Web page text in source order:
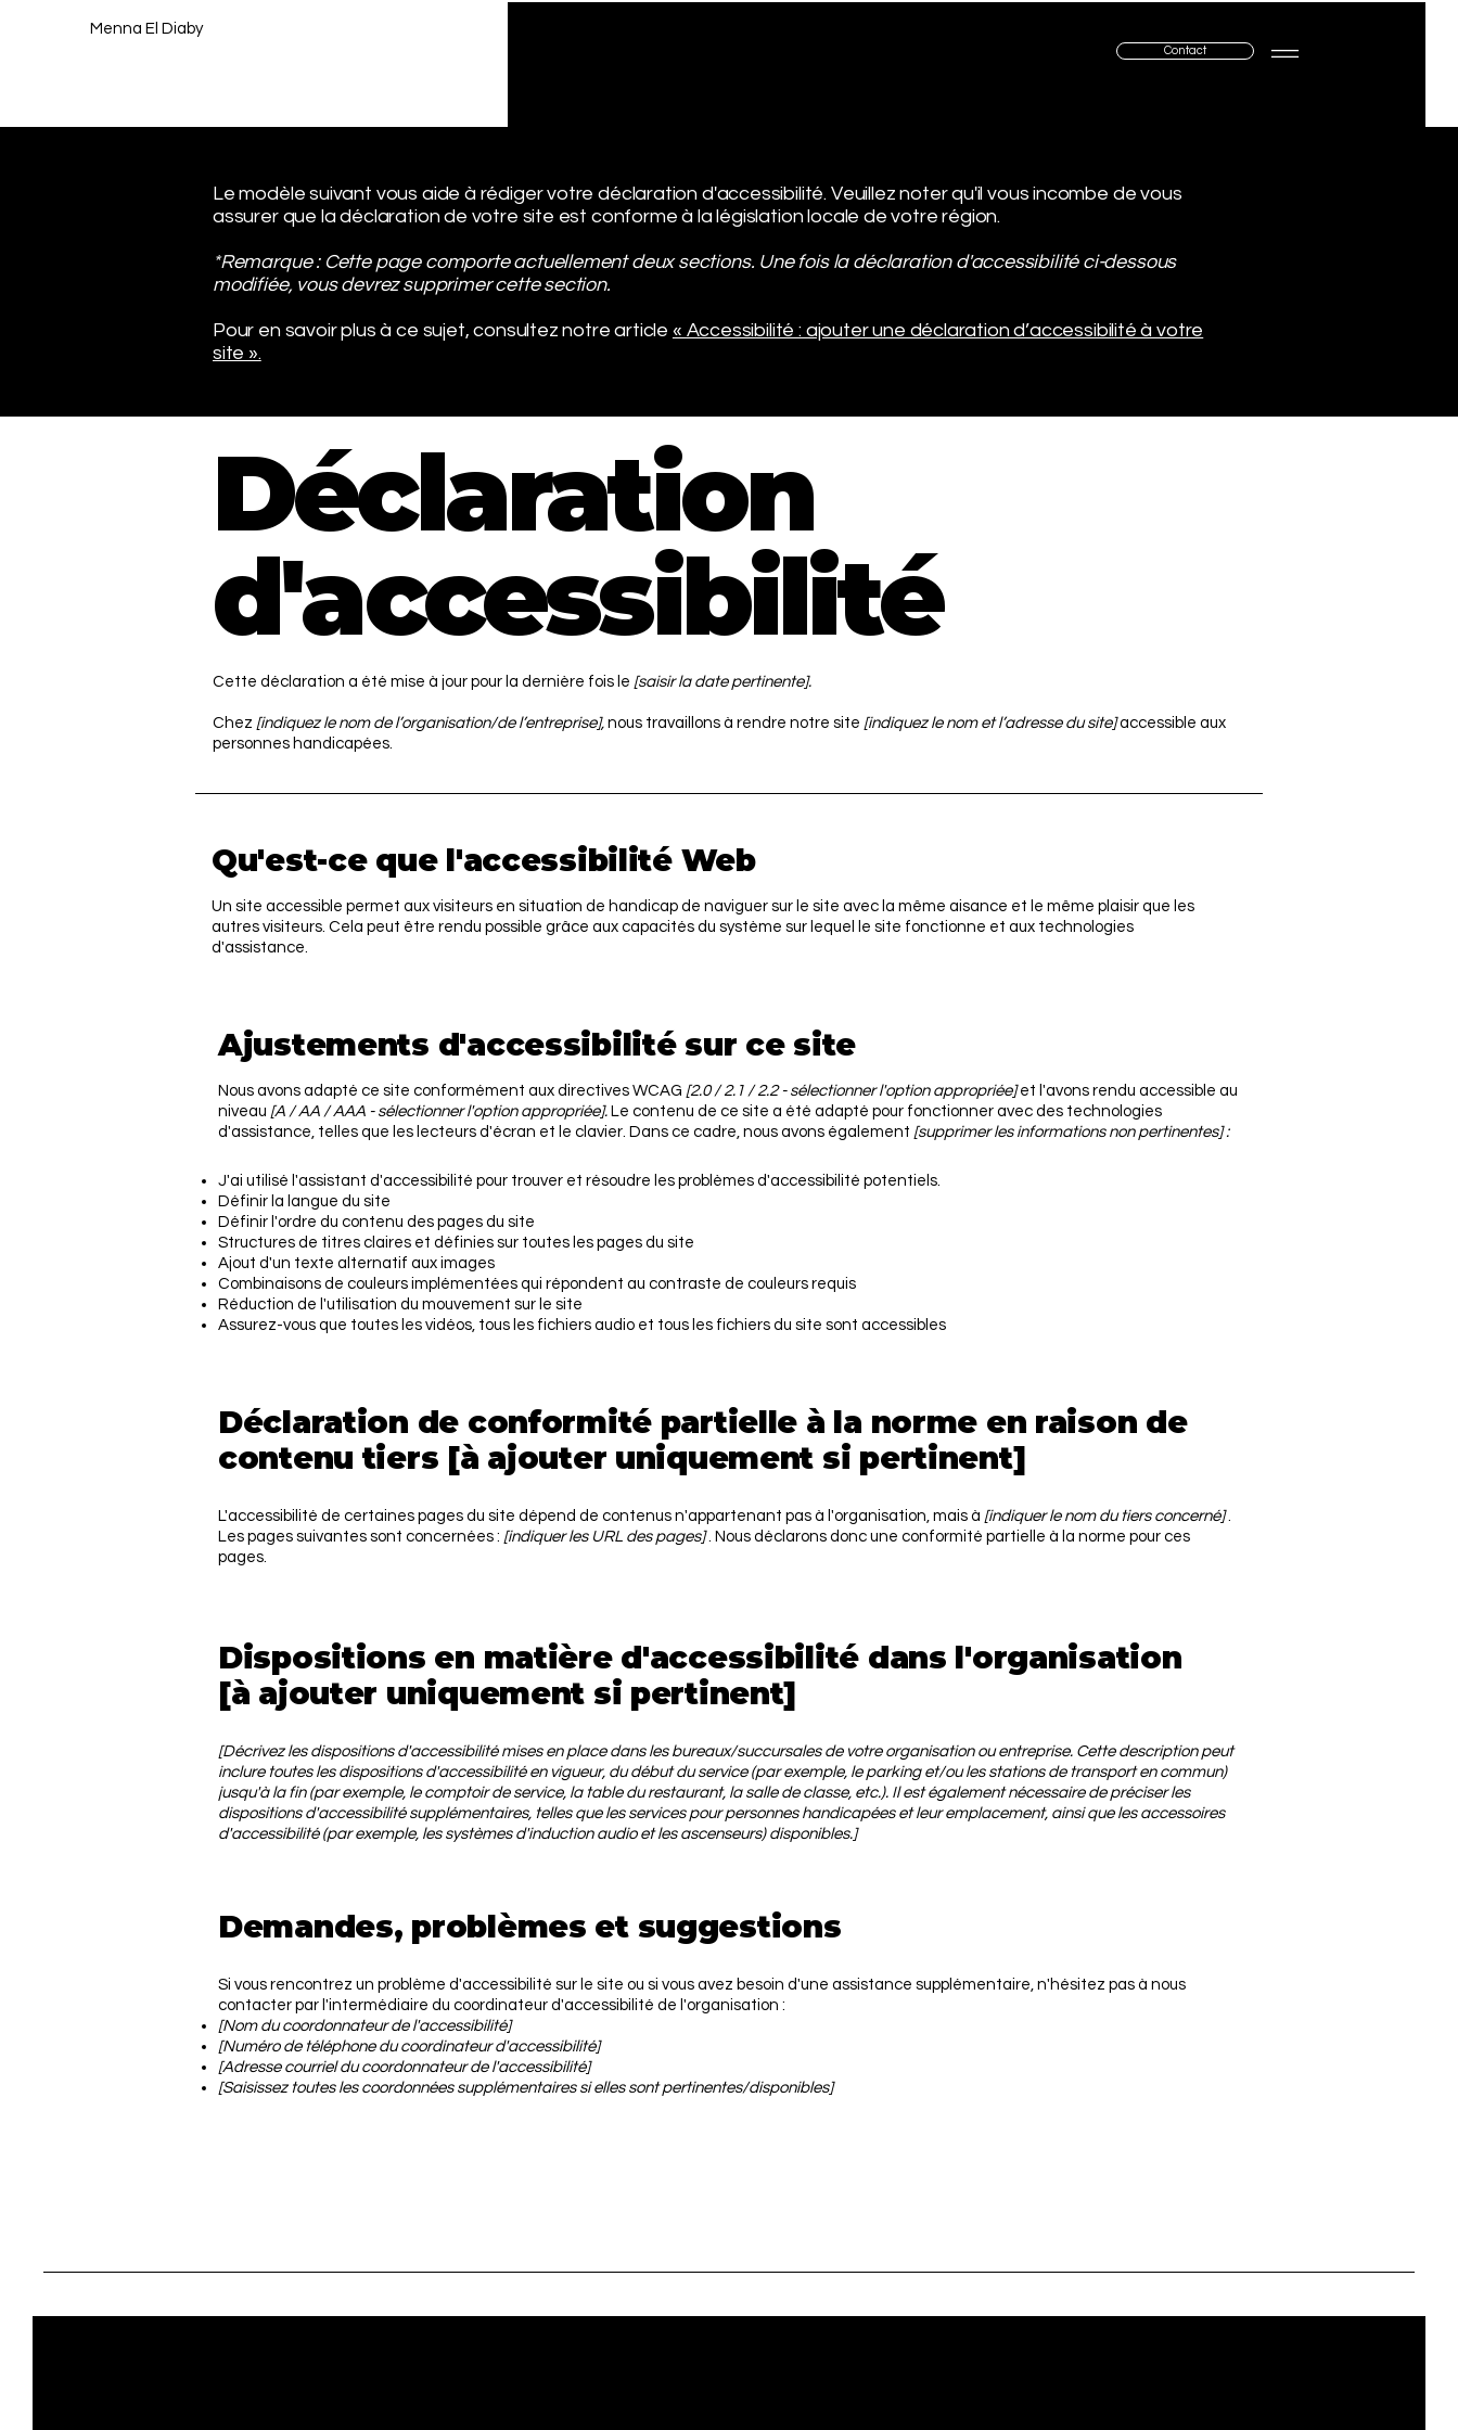
Menna El Diaby
Contact
Le modèle suivant vous aide à rédiger votre déclaration d'accessibilité. Veuillez noter qu'il vous incombe de vous
assurer que la déclaration de votre site est conforme à la législation locale de votre région.
*Remarque : Cette page comporte actuellement deux sections. Une fois la déclaration d'accessibilité ci-dessous
modifiée, vous devrez supprimer cette section.
Pour en savoir plus à ce sujet, consultez notre article « Accessibilité : ajouter une déclaration d’accessibilité à votre
site ».
Déclaration
d'accessibilité
Cette déclaration a été mise à jour pour la dernière fois le [saisir la date pertinente].
Chez [indiquez le nom de l’organisation/de l’entreprise], nous travaillons à rendre notre site [indiquez le nom et l’adresse du site]accessible aux
personnes handicapées.
Qu'est-ce que l'accessibilité Web
Un site accessible permet aux visiteurs en situation de handicap de naviguer sur le site avec la même aisance et le même plaisir que les
autres visiteurs. Cela peut être rendu possible grâce aux capacités du système sur lequel le site fonctionne et aux technologies
d'assistance.
Ajustements d'accessibilité sur ce site
Nous avons adapté ce site conformément aux directives WCAG [2.0 / 2.1 / 2.2 - sélectionner l'option appropriée]et l'avons rendu accessible au
niveau [A / AA / AAA - sélectionner l'option appropriée]. Le contenu de ce site a été adapté pour fonctionner avec des technologies
d'assistance, telles que les lecteurs d'écran et le clavier. Dans ce cadre, nous avons également [supprimer les informations non pertinentes] :
J'ai utilisé l'assistant d'accessibilité pour trouver et résoudre les problèmes d'accessibilité potentiels.
Définir la langue du site
Définir l'ordre du contenu des pages du site
Structures de titres claires et définies sur toutes les pages du site
Ajout d'un texte alternatif aux images
Combinaisons de couleurs implémentées qui répondent au contraste de couleurs requis
Réduction de l'utilisation du mouvement sur le site
Assurez-vous que toutes les vidéos, tous les fichiers audio et tous les fichiers du site sont accessibles
Déclaration de conformité partielle à la norme en raison de
contenu tiers [à ajouter uniquement si pertinent]
L'accessibilité de certaines pages du site dépend de contenus n'appartenant pas à l'organisation, mais à [indiquer le nom du tiers concerné].
Les pages suivantes sont concernées : [indiquer les URL des pages]. Nous déclarons donc une conformité partielle à la norme pour ces
pages.
Dispositions en matière d'accessibilité dans l'organisation
[à ajouter uniquement si pertinent]
[Décrivez les dispositions d'accessibilité mises en place dans les bureaux/succursales de votre organisation ou entreprise. Cette description peut
inclure toutes les dispositions d'accessibilité en vigueur, du début du service (par exemple, le parking et/ou les stations de transport en commun)
jusqu'à la fin (par exemple, le comptoir de service, la table du restaurant, la salle de classe, etc.). Il est également nécessaire de préciser les
dispositions d'accessibilité supplémentaires, telles que les services pour personnes handicapées et leur emplacement, ainsi que les accessoires
d'accessibilité (par exemple, les systèmes d'induction audio et les ascenseurs) disponibles.]
Demandes, problèmes et suggestions
Si vous rencontrez un problème d'accessibilité sur le site ou si vous avez besoin d'une assistance supplémentaire, n'hésitez pas à nous
contacter par l'intermédiaire du coordinateur d'accessibilité de l'organisation :
[Nom du coordonnateur de l'accessibilité]
[Numéro de téléphone du coordinateur d'accessibilité]
[Adresse courriel du coordonnateur de l'accessibilité]
[Saisissez toutes les coordonnées supplémentaires si elles sont pertinentes/disponibles]